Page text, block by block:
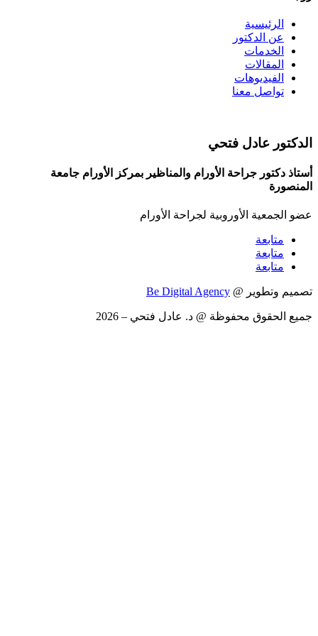
الرئيسية
عن الدكتور
الخدمات
المقالات
الفيديوهات
تواصل معنا
الدكتور عادل فتحي
أستاذ دكتور جراحة الأورام والمناظير بمركز الأورام جامعة
المنصورة
عضو الجمعية الأوروبية لجراحة الأورام
متابعة
متابعة
متابعة
تصميم وتطوير @ Be Digital Agency
جميع الحقوق محفوظة @ د. عادل فتحي – 2026